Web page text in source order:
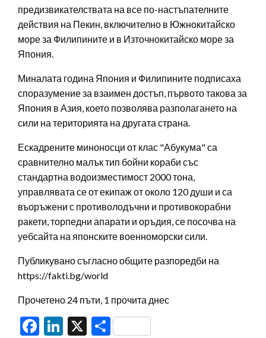
предизвикателствата на все по-настъпателните
действия на Пекин, включително в Южнокитайско
море за Филипините и в Източнокитайско море за
Япония.
Миналата година Япония и Филипините подписаха
споразумение за взаимен достъп, първото такова за
Япония в Азия, което позволява разполагането на
сили на територията на другата страна.
Ескадрените миноносци от клас "Абукума" са
сравнително малък тип бойни кораби със
стандартна водоизместимост 2000 тона,
управлявата се от екипаж от около 120 души и са
въоръжени с противолодъчни и противокорабни
ракети, торпедни апарати и оръдия, се посочва на
уебсайта на японските военноморски сили.
Публикувано съгласно общите разпоредби на
https://fakti.bg/world
Прочетено 24 пъти, 1 прочита днес
Facebook
LinkedIn
X Share